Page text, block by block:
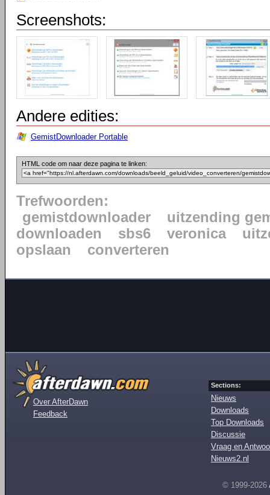
Screenshots:
Andere edities:
GemistDownloader Portable
HTML code om naar deze pagina te linken:
Trefwoorden:
gemistdownloader
uitzending
downloaden
sbs6 veronica
opslaan
converteren
Over AfterDawn
Feedback
Sections:
Nieuws
Downloads
Top Downloads
Discussie
Vraag en
Nieuws2.nl
© 1999-2026